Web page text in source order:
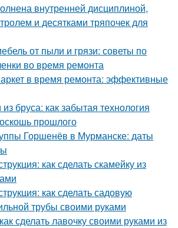
внутренней дисциплиной,
и десятками тряпочек для
от пыли и грязи: советы по
во время ремонта
в время ремонта: эффективные
бруса: как забытая технология
прошлого
Горшенёв в Мурманске: даты
как сделать скамейку из
как сделать садовую
трубы своими руками
сделать лавочку своими руками из